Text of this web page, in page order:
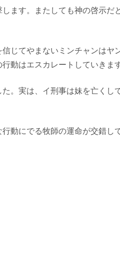
ます。またしても神の啓示だ
じてやまないミンチャンはヤ
動はエスカレートしていきます
。実は、イ刑事は妹を亡くし
動にでる牧師の運命が交錯し